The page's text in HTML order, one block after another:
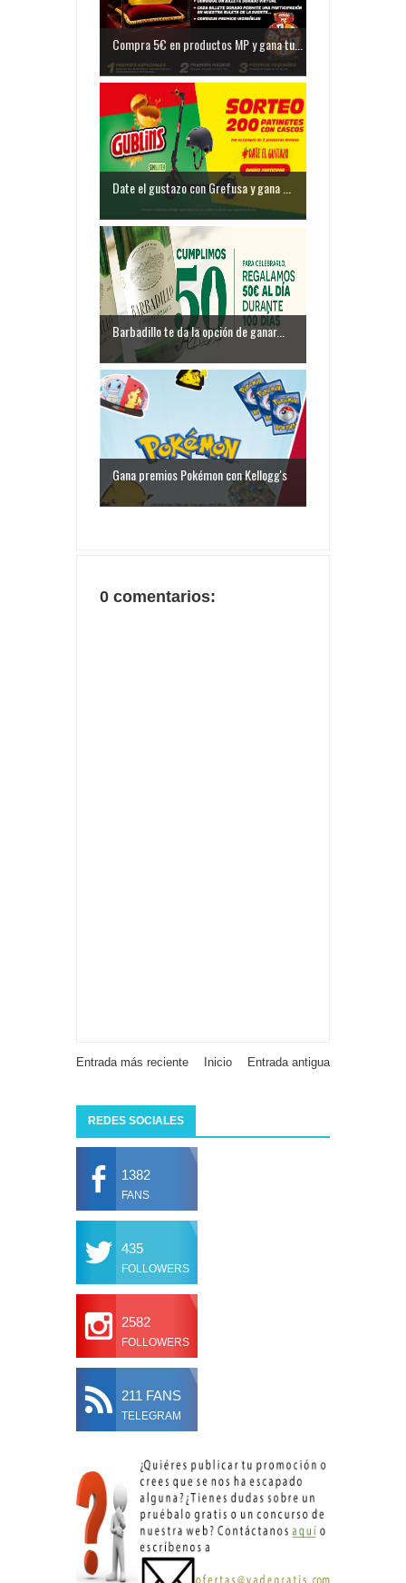
Compra 5€ en productos MP y gana tu...
Date el gustazo con Grefusa y gana ...
Barbadillo te da la opción de ganar...
Gana premios Pokémon con Kellogg's
0 comentarios:
Entrada más reciente Entrada antigua
Inicio
REDES SOCIALES
1382
FANS
435
FOLLOWERS
2582
FOLLOWERS
211 FANS
TELEGRAM